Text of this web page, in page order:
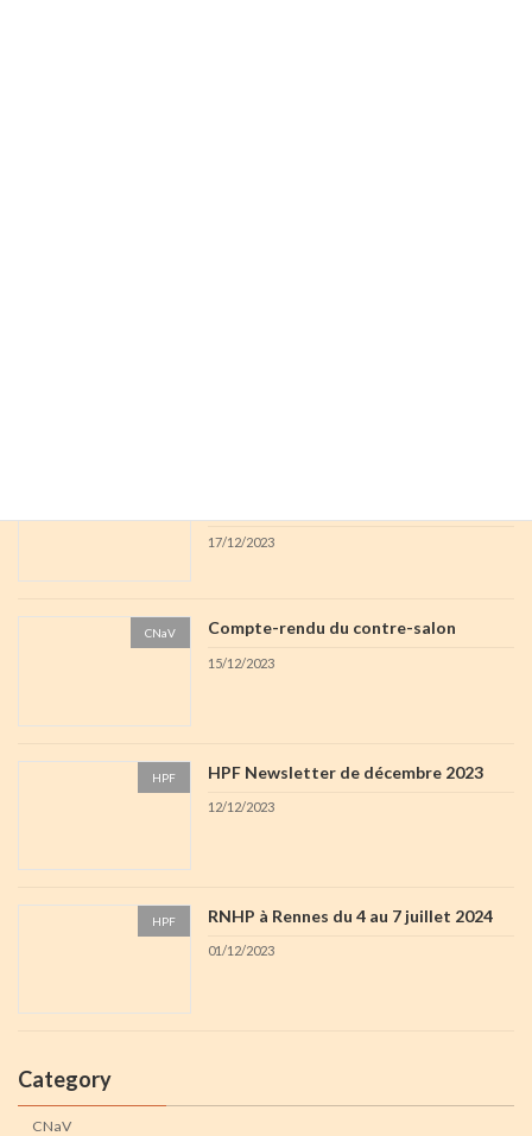
17/12/2023
CNaV Compte-rendu du contre-salon
15/12/2023
HPF HPF Newsletter de décembre 2023
12/12/2023
HPF RNHP à Rennes du 4 au 7 juillet 2024
01/12/2023
Category
CNaV